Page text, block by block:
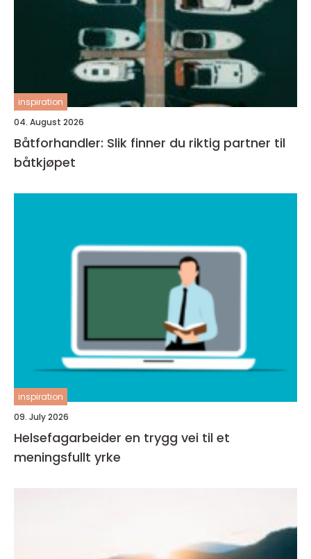
inspiration
04. August 2026
Båtforhandler: Slik finner du riktig partner til
båtkjøpet
inspiration
09. July 2026
Helsefagarbeider en trygg vei til et
meningsfullt yrke